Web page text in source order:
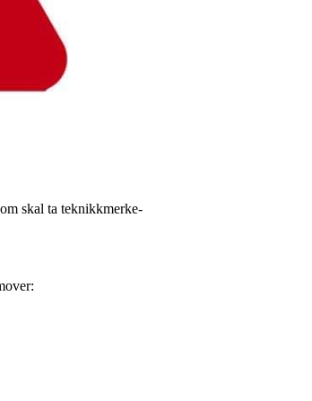
skal ta teknikkmerke-